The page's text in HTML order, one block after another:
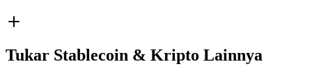
Tukar Stablecoin & Kripto Lainnya